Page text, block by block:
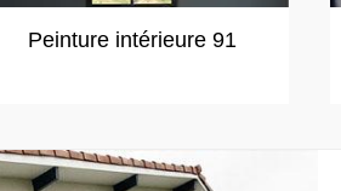
Peinture intérieure 91